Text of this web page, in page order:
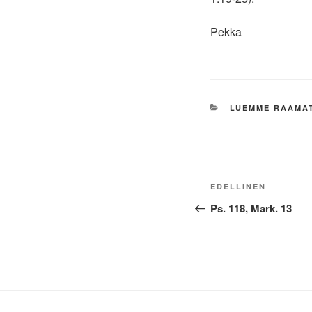
Pekka
KATEGORIAT
LUEMME
Artikkelien
selaus
Edellinen
artikkeli
EDELLINEN
Ps. 118, Mark. 13